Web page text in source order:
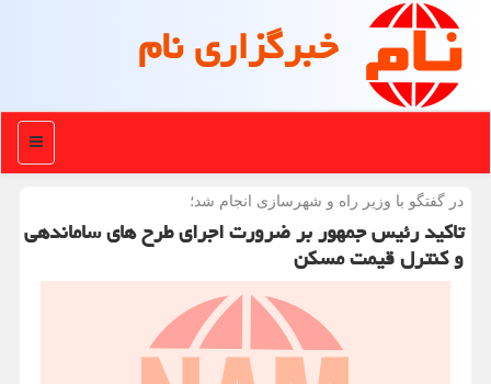
خبرگزاری نام
منو
در گفتگو با وزیر راه و شهرسازی انجام شد؛
تاكید رئیس جمهور بر ضرورت اجرای طرح های ساماندهی
و كنترل قیمت مسكن‏‎